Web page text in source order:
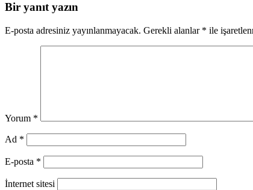
Bir yanıt yazın
E-posta adresiniz yayınlanmayacak. Gerekli alanlar * ile
Yorum *
Ad *
E-posta *
İnternet sitesi